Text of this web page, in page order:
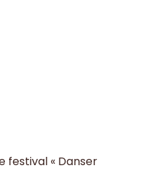
festival « Danser